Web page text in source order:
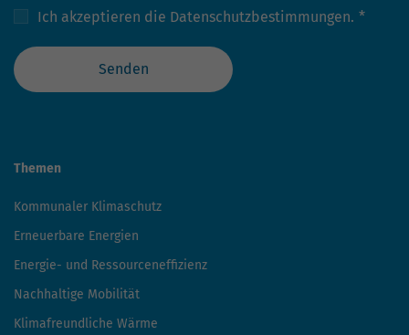
Ich akzeptieren die Datenschutzbestimmungen. *
Senden
Themen
Kommunaler Klimaschutz
Erneuerbare Energien
Energie- und Ressourceneffizienz
Nachhaltige Mobilität
Klimafreundliche Wärme